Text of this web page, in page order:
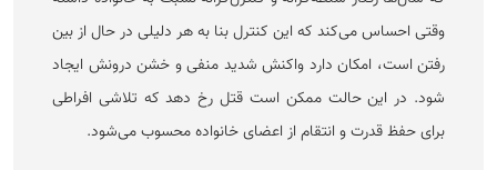
وقتی احساس می‌کند که این کنترل بنا به هر دلیلی در حال از بین
رفتن است، امکان دارد واکنش شدید منفی و خشن درونش ایجاد
شود. در این حالت ممکن است قتل رخ دهد که تلاشی افراطی
برای حفظ قدرت و انتقام از اعضای خانواده محسوب می‌شود.